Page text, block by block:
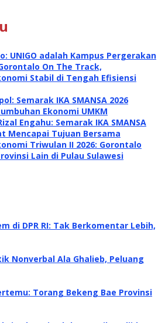
UNIGO adalah Kampus Pergerakan
On The Track,
Stabil di Tengah Efisiensi
Semarak IKA SMANSA 2026
Ekonomi UMKM
Engahu: Semarak IKA SMANSA
Mencapai Tujuan Bersama
Triwulan II 2026: Gorontalo
Lain di Pulau Sulawesi
di DPR RI: Tak Berkomentar Lebih,
Nonverbal Ala Ghalieb, Peluang
Torang Bekeng Bae Provinsi